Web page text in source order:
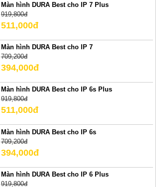
Màn hình DURA Best cho IP 7 Plus
919,800đ
511,000đ
Màn hình DURA Best cho IP 7
709,200đ
394,000đ
Màn hình DURA Best cho IP 6s Plus
919,800đ
511,000đ
Màn hình DURA Best cho IP 6s
709,200đ
394,000đ
Màn hình DURA Best cho IP 6 Plus
919,800đ